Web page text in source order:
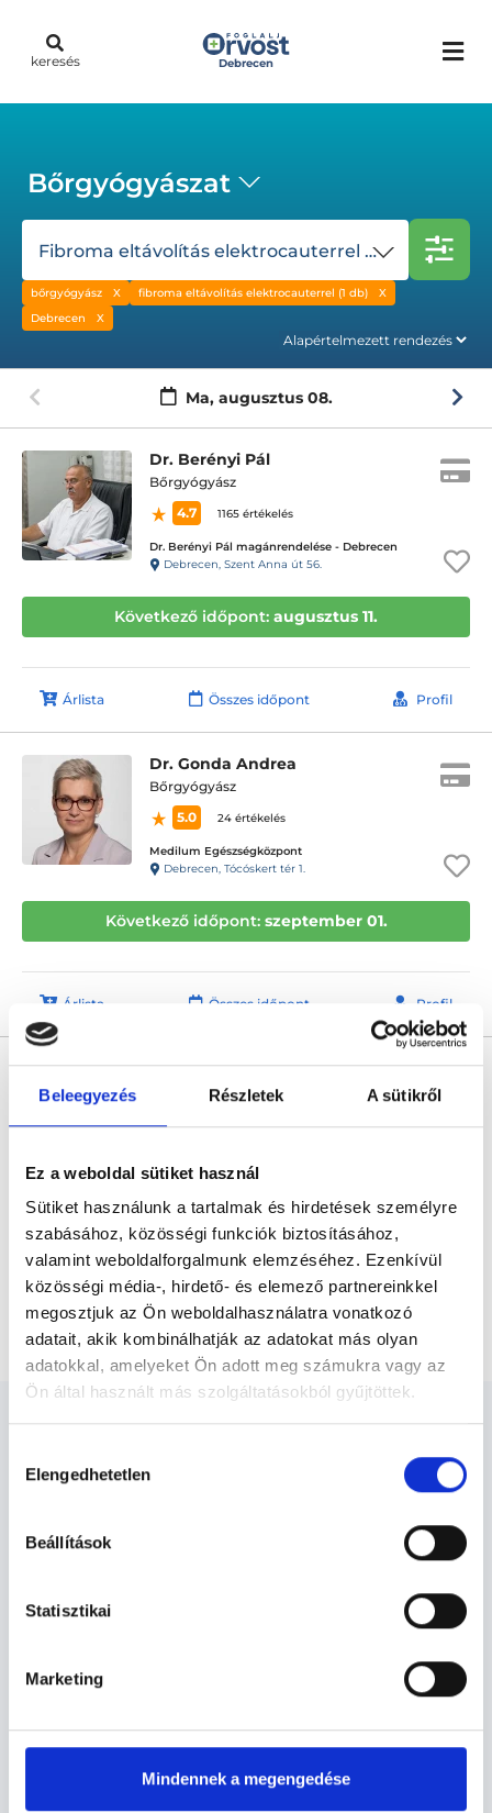
Beleegyezés Részletek A sütikről
Ez a weboldal sütiket használ
Sütiket használunk a tartalmak és hirdetések személyre
szabásához, közösségi funkciók biztosításához,
valamint weboldalforgalmunk elemzéséhez. Ezenkívül
közösségi média-, hirdető- és elemező partnereinkkel
megosztjuk az Ön weboldalhasználatra vonatkozó
adatait, akik kombinálhatják az adatokat más olyan
adatokkal, amelyeket Ön adott meg számukra vagy az
Ön által használt más szolgáltatásokból gyűjtöttek.
szabályzat:https://foglaljorvost.hu/info/foglaljorvost-
kiválasztása
Elengedhetetlen
Beállítások
Statisztikai
Marketing
Mindennek a megengedése
keresés Debrecen
Bőrgyógyászat
Fibroma eltávolítás elektrocauterrel (1 db)
bőrgyógyász
fibroma eltávolítás elektrocauterrel (1 db)
Debrecen
Ma, augusztus 08.
Dr. Berényi Pál
Bőrgyógyász
4.7
1165 értékelés
Dr. Berényi Pál magánrendelése - Debrecen
Debrecen, Szent Anna út 56.
Következő időpont: augusztus 11.
Árlista Összes időpont Profil
Dr. Gonda Andrea
Bőrgyógyász
5.0
24 értékelés
Medilum Egészségközpont
Debrecen, Tócóskert tér 1.
Következő időpont: szeptember 01.
Árlista Összes időpont Profil
megszerzésére irányuló képzésben vesz részt. Ezen orvosok által
önállóan nem végezhető szakmai tevékenységért teljes
felelősséggel tartozik és azt közvetlenül felügyeli az egészségügyi
szakorvosjelölt önállóan láthat el feladatokat. A foglaljorvost.hu
felelősségét kizárja esetleges névazonosságért bármely szakorvos
és szakorvosjelölt esetén.
Bőrgyógyász Debrecen
Fibroma eltávolítás elektrocauterrel (1 db)
Bőrgyógyászat
Budapesti és vidéki bőrgyógyász orvosok